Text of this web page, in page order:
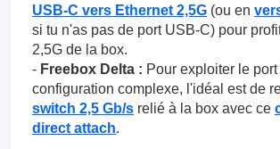
USB-C vers Ethernet 2,5G (ou en
si tu n'as pas de port USB-C) pour
2,5G de la box.
- Freebox Delta : Pour exploiter le
configuration complexe, l'idéal est de
switch 2,5 Gb/s relié à la box avec ce
direct attach.